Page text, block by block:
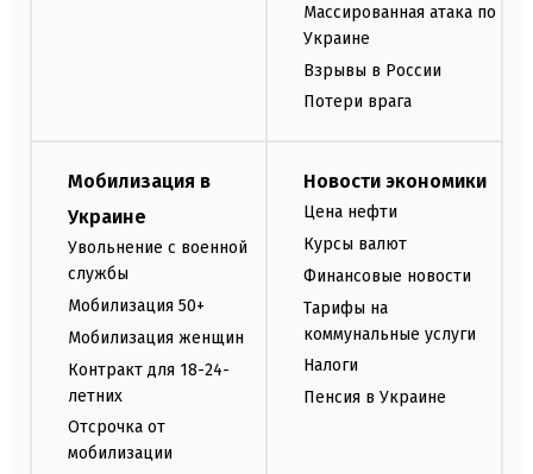
Массированная атака по
Украине
Взрывы в России
Потери врага
Мобилизация в
Украине
Увольнение с военной
службы
Мобилизация 50+
Мобилизация женщин
Контракт для 18-24-
летних
Отсрочка от
мобилизации
Новости экономики
Цена нефти
Курсы валют
Финансовые новости
Тарифы на
коммунальные услуги
Налоги
Пенсия в Украине